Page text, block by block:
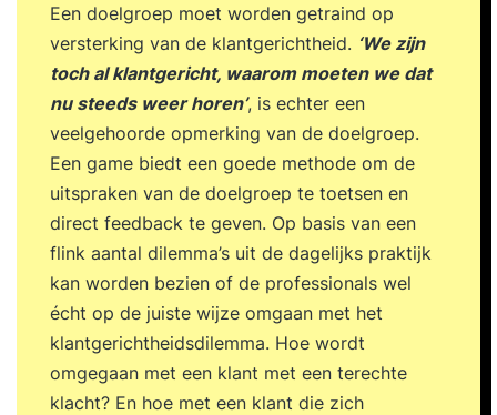
het geleerde meteen toe in de praktijk. Tijdens de
tweede bijeenkomst bespreek je samen met de
trainer en de groep je ervaringen, inzichten en
resultaten. Je sluit de training af met een
persoonlijke eindevaluatie en een concreet
actieplan voor de periode daarna. Stap 3. Een
jaar lang toegang tot het Online Learning
Platform Vanaf de eerste trainingsdag krijg je
toegang tot het YEARTH Online Learning
Platform. Hier vind je verdiepende artikelen,
opdrachten en tools om het geleerde direct toe
te passen. Je leert waar en wanneer het jou
uitkomt via de YEARTH app, je tablet of
Een doelgroep moet worden getraind op
versterking van de klantgerichtheid. ‘We zijn
toch al klantgericht, waarom moeten we dat
nu steeds weer horen’, is echter een
veelgehoorde opmerking van de doelgroep.
Een game biedt een goede methode om de
uitspraken van de doelgroep te toetsen en
direct feedback te geven. Op basis van een
flink aantal dilemma’s uit de dagelijks praktijk
kan worden bezien of de professionals wel
écht op de juiste wijze omgaan met het
klantgerichtheidsdilemma. Hoe wordt
omgegaan met een klant met een terechte
klacht? En hoe met een klant die zich